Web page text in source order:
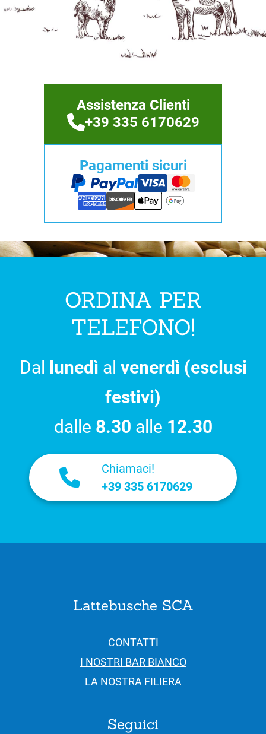
Assistenza Clienti
+39 335 6170629
Pagamenti sicuri
ORDINA PER
TELEFONO!
Dal lunedì al venerdì (esclusi
festivi)
dalle 8.30 alle 12.30
Chiamaci!
+39 335 6170629
Lattebusche SCA
CONTATTI
I NOSTRI BAR BIANCO
LA NOSTRA FILIERA
Seguici